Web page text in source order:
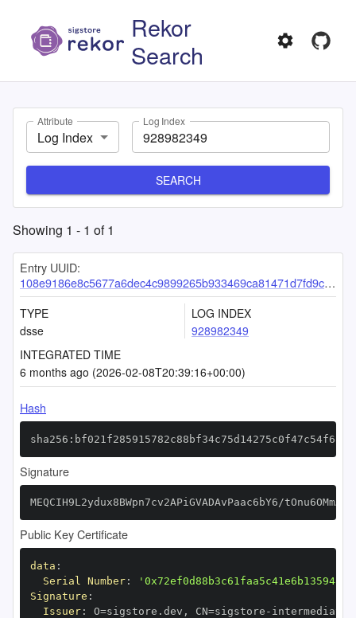
Rekor
Search
Attribute
Log Index
Log Index
SEARCH
Showing 1 - 1 of1
Entry UUID:
108e9186e8c5677a6dec4c9899265b933469ca81471d7fd9c724b662ef8d245b2d9e85bf10f4dbe9
TYPE
dsse
LOG INDEX
928982349
INTEGRATED TIME
6 months ago (2026-02-08T20:39:16+00:00)
Hash
Signature
MEQCIH9L2ydux8BWpn7cv2APiGVADAvPaac6bY6/
Public Key Certificate
data :
Serial Number:
Signature :
Issuer: O=sigstore.dev , CN=sigstore -